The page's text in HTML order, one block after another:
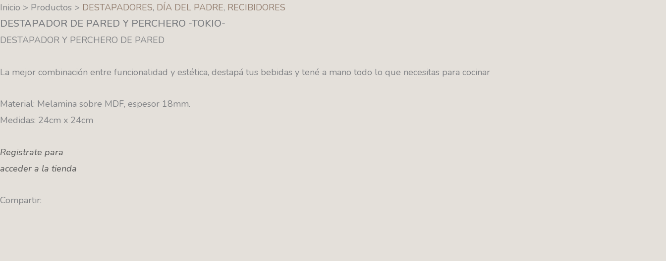
Inicio > Productos > DESTAPADORES, DÍA DEL PADRE, RECIBIDORES
DESTAPADOR DE PARED Y PERCHERO -TOKIO-
DESTAPADOR Y PERCHERO DE PARED
La mejor combinación entre funcionalidad y estética, destapá tus bebidas y tené a mano todo lo que necesitas para cocinar
Material: Melamina sobre MDF, espesor 18mm.
Medidas: 24cm x 24cm
Registrate para
acceder a la tienda
Compartir: